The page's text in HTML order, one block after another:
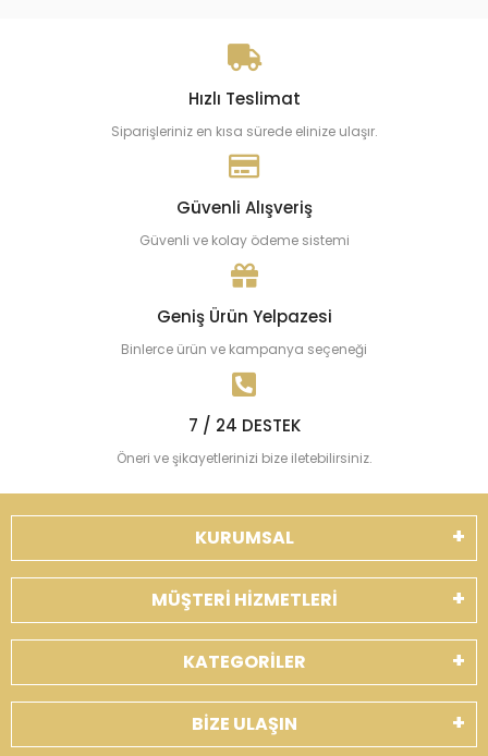
Hızlı Teslimat
Siparişleriniz en kısa sürede elinize ulaşır.
Güvenli Alışveriş
Güvenli ve kolay ödeme sistemi
Geniş Ürün Yelpazesi
Binlerce ürün ve kampanya seçeneği
7 / 24 DESTEK
Öneri ve şikayetlerinizi bize iletebilirsiniz.
KURUMSAL
MÜŞTERİ HİZMETLERİ
KATEGORİLER
BİZE ULAŞIN